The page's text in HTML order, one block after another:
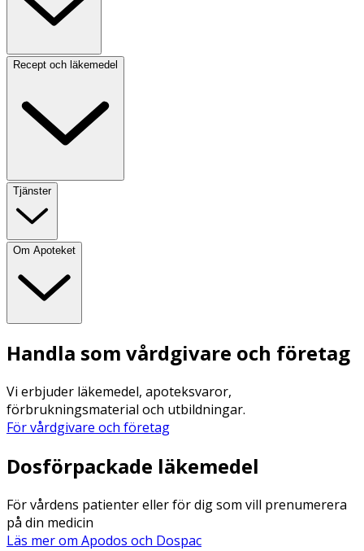
Recept och läkemedel
Tjänster
Om Apoteket
Handla som vårdgivare och företag
Vi erbjuder läkemedel, apoteksvaror,
förbrukningsmaterial och utbildningar.
För vårdgivare och företag
Dosförpackade läkemedel
För vårdens patienter eller för dig som vill prenumerera
på din medicin
Läs mer om Apodos och Dospac